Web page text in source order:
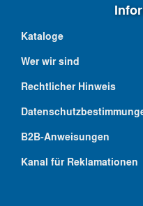
Kataloge
Wer wir sind
Rechtlicher Hinweis
B2B-Anweisungen
Kanal für Reklamationen